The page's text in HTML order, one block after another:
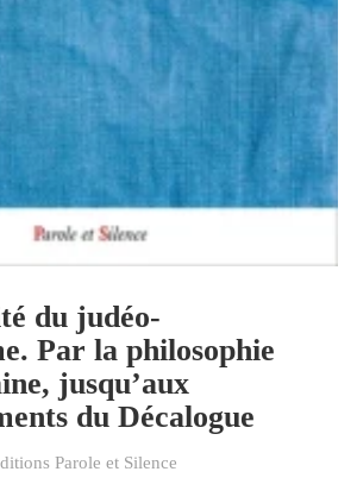
du judéo-
Par la philosophie
jusqu’aux
du Décalogue
Parole et Silence